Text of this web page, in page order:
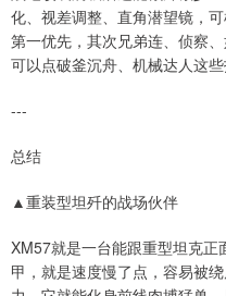
化、视差调整、直角潜望镜，
第一优先，其次兄弟连、侦察
可以点破釜沉舟、机械达人这些
---
总结
▲重装型坦歼的战场伙伴
XM57就是一台能跟重型坦克正
甲，就是速度慢了点，容易被